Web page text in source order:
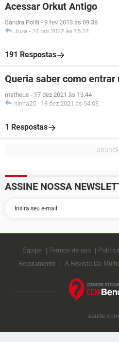
Acessar Orkut Antigo
Sandra Politi - 9 fev 2013 às 09:38
Joza - 24 out 2022 às 15:24
191 Respostas
Queria saber como entrar
matheus - 17 dez 2021 às 13:44
ninha25 - 18 dez 2021 às 04:03
1 Respostas
ASSINE NOSSA
Equipe Termos de uso
Regulamento
A Revista Da